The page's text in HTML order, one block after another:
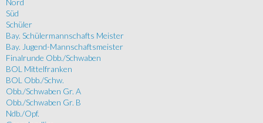
Nord
Süd
Schüler
Bay. Schülermannschafts Meister
Bay. Jugend-Mannschaftsmeister
Finalrunde Obb./Schwaben
BOL Mittelfranken
BOL Obb./Schw.
Obb./Schwaben Gr. A
Obb./Schwaben Gr. B
Ndb./Opf.